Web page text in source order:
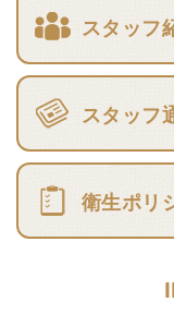
スタッフ
スタッフ
衛生ポリ